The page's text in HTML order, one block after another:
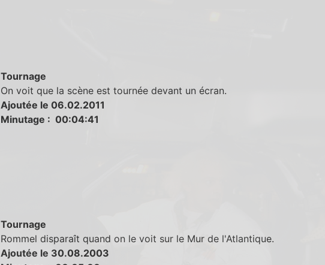
Tournage
On voit que la scène est tournée devant un écran.
Ajoutée le 06.02.2011
Minutage : 00:04:41
Tournage
Rommel disparaît quand on le voit sur le Mur de l'Atlantique.
Ajoutée le 30.08.2003